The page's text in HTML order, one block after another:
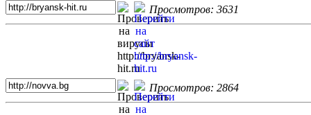
Просмотров: 3631
Просмотров: 2864